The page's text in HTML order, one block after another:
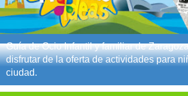
Guía de Ocio Infantil y familiar de
disfrutar de la oferta de actividades para
ciudad.